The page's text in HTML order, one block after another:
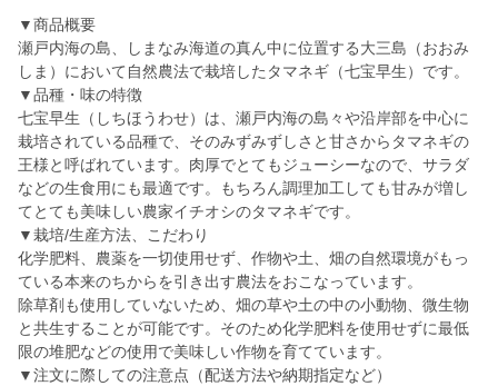
▼商品概要
瀬戸内海の島、しまなみ海道の真ん中に位置する大三島（おおみ
しま）において自然農法で栽培したタマネギ（七宝早生）です。
▼品種・味の特徴
七宝早生（しちほうわせ）は、瀬戸内海の島々や沿岸部を中心に
栽培されている品種で、そのみずみずしさと甘さからタマネギの
王様と呼ばれています。肉厚でとてもジューシーなので、サラダ
などの生食用にも最適です。もちろん調理加工しても甘みが増し
てとても美味しい農家イチオシのタマネギです。
▼栽培/生産方法、こだわり
化学肥料、農薬を一切使用せず、作物や土、畑の自然環境がもっ
ている本来のちからを引き出す農法をおこなっています。
除草剤も使用していないため、畑の草や土の中の小動物、微生物
と共生することが可能です。そのため化学肥料を使用せずに最低
限の堆肥などの使用で美味しい作物を育てています。
▼注文に際しての注意点（配送方法や納期指定など）